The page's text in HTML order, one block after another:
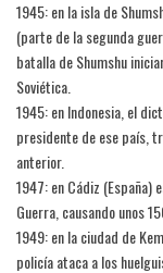
1945: en la isla de
(parte de la segunda
batalla de Shumshu
Soviética.
1945: en Indonesia, el
presidente de ese país,
anterior.
1947: en Cádiz (España)
Guerra, causando unos
1949: en la ciudad de
policía ataca a los